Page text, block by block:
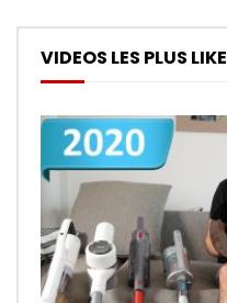
VIDEOS LES PLUS LIKE